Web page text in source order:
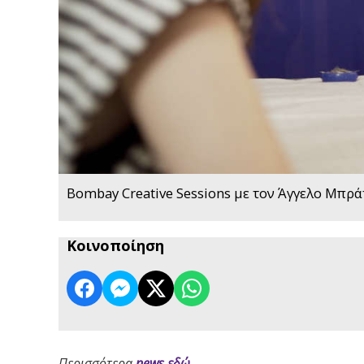
Bombay Creative Sessions με τον Άγγελο
Κοινοποίηση